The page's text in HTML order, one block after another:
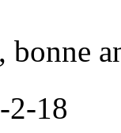
bonne
2-18